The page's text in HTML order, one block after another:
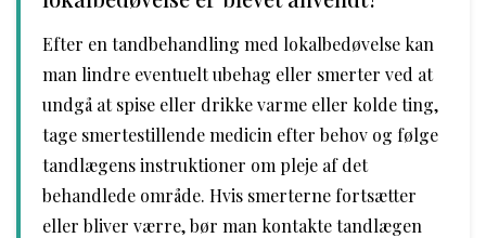
Efter en tandbehandling med lokalbedøvelse kan
man lindre eventuelt ubehag eller smerter ved at
undgå at spise eller drikke varme eller kolde ting,
tage smertestillende medicin efter behov og følge
tandlægens instruktioner om pleje af det
behandlede område. Hvis smerterne fortsætter
eller bliver værre, bør man kontakte tandlægen